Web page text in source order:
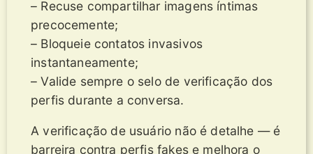
– Recuse compartilhar imagens íntimas
precocemente;
– Bloqueie contatos invasivos
instantaneamente;
– Valide sempre o selo de verificação dos
perfis durante a conversa.
A verificação de usuário não é detalhe — é
barreira contra perfis fakes e melhora o